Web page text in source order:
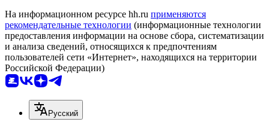
На информационном ресурсе hh.ru применяются
рекомендательные технологии (информационные технологии
предоставления информации на основе сбора, систематизации
и анализа сведений, относящихся к предпочтениям
пользователей сети «Интернет», находящихся на территории
Российской Федерации)
Русский